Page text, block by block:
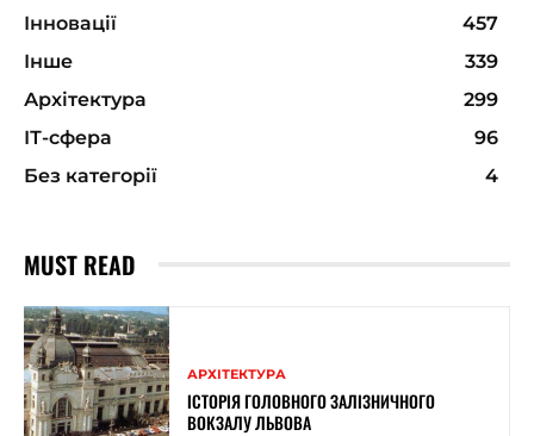
Інновації
457
Інше
339
Архітектура
299
ІТ-сфера
96
Без категорії
4
MUST READ
АРХІТЕКТУРА
ІСТОРІЯ ГОЛОВНОГО ЗАЛІЗНИЧНОГО
ВОКЗАЛУ ЛЬВОВА